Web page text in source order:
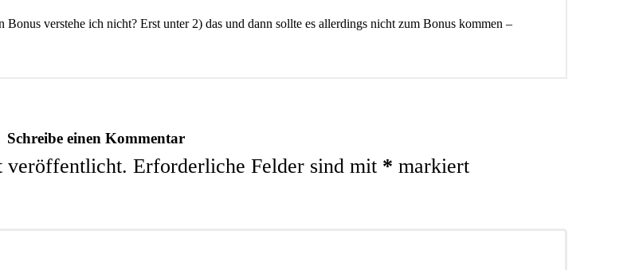
verstehe ich nicht? Erst unter 2) das und dann sollte es allerdings nicht zum Bonus kommen –
Schreibe einen Kommentar
veröffentlicht. Erforderliche Felder sind mit * markiert